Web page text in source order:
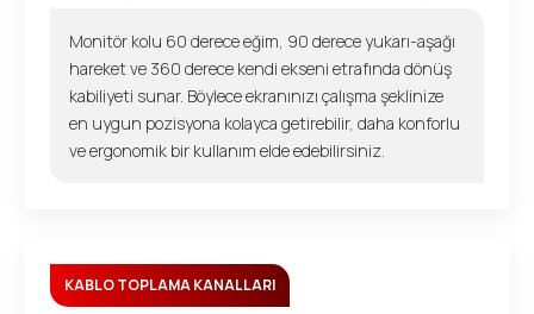
Monitör kolu 60 derece eğim, 90 derece yukarı-aşağı
hareket ve 360 derece kendi ekseni etrafında dönüş
kabiliyeti sunar. Böylece ekranınızı çalışma şeklinize
en uygun pozisyona kolayca getirebilir, daha konforlu
ve ergonomik bir kullanım elde edebilirsiniz.
KABLO TOPLAMA KANALLARI